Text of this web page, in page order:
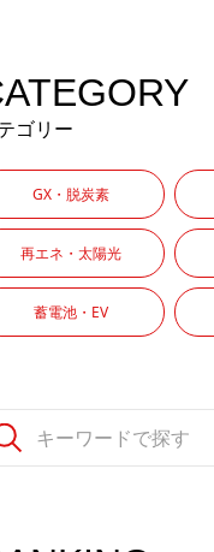
ゴリー
GX・脱炭素
再エネ・太陽光
蓄電池・EV